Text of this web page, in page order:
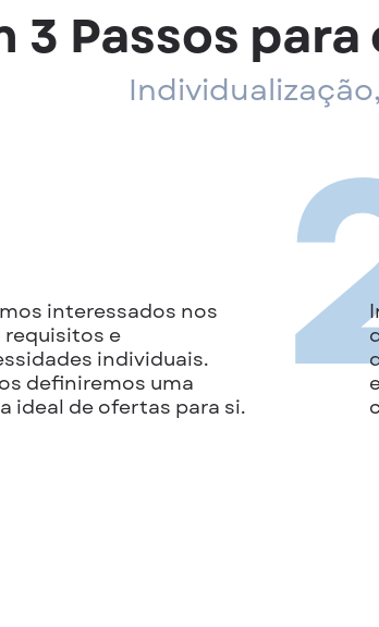
3 Passos
interessados nos
requisitos e
individuais.
definiremos uma
ideal de ofertas para si.